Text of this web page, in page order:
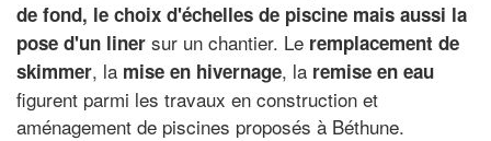
de fond, le choix d'échelles de piscine mais aussi la
pose d'un liner sur un chantier. Le remplacement de
skimmer, la mise en hivernage, la remise en eau
figurent parmi les travaux en construction et
aménagement de piscines proposés à Béthune.